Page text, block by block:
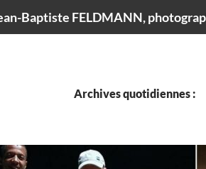
Baptiste FELDMANN,
Archives quotidiennes :